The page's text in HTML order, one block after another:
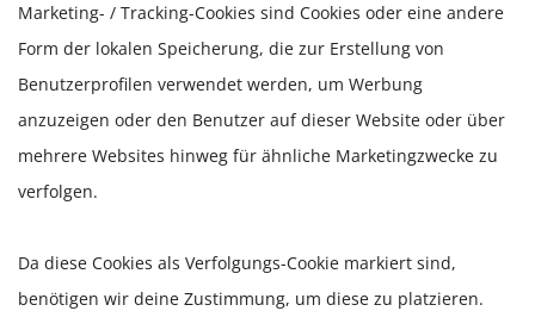
Marketing- / Tracking-Cookies sind Cookies oder eine andere
Form der lokalen Speicherung, die zur Erstellung von
Benutzerprofilen verwendet werden, um Werbung
anzuzeigen oder den Benutzer auf dieser Website oder über
mehrere Websites hinweg für ähnliche Marketingzwecke zu
verfolgen.
Da diese Cookies als Verfolgungs-Cookie markiert sind,
benötigen wir deine Zustimmung, um diese zu platzieren.